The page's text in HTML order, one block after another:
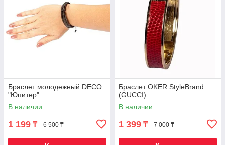
Браслет молодежный DECO
"Юпитер"
В наличии
1 199 ₸ 6 500 ₸
Браслет OKER StyleBrand
(GUCCI)
В наличии
1 399 ₸ 7 000 ₸